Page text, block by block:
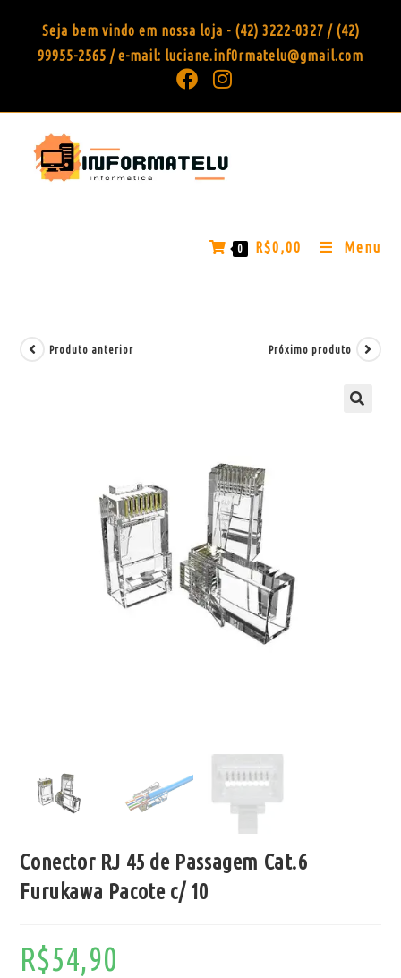
Seja bem vindo em nossa loja - (42) 3222-0327 / (42)
99955-2565 / e-mail: luciane.inf0rmatelu@gmail.com
0 R$0,00 Menu
Produto anterior Próximo produto
Conector RJ 45 de Passagem Cat.6
Furukawa Pacote c/ 10
R$54,90